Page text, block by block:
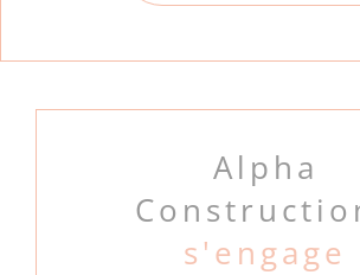
Alpha
s'engage